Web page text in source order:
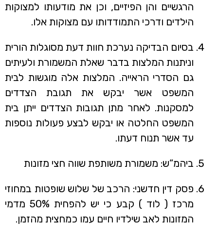
הרגשיים והן הפיזיים, וכן את מודעותו למצוקות
הילדים ודרכי התמודדותו עם מצוקות אלו.
בסיום הבדיקה נערכת חוות דעת מסוגלות הורית
וניתנות המלצות בדבר שאלת המשמורת ולעיתים
גם הסדרי הראייה. המלצות אלה מוגשות לבית
המשפט אשר יבקש את תגובת הצדדים
למסקנות. לאחר מתן תגובות הצדדים ייתן בית
המשפט החלטה או יבקש לבצע פעולות נוספות
עד אשר תנוח דעתו.
ביהמ”ש: משמורת משותפת שווה חצי מזונות
פסק דין חדשני: הרכב של שלוש שופטות במחוזי
מרכז ( לוד ) קבע כי יש להפחית 50% מדמי
המזונות לאב שילדיו חיים עמו כמחצית מהזמן.